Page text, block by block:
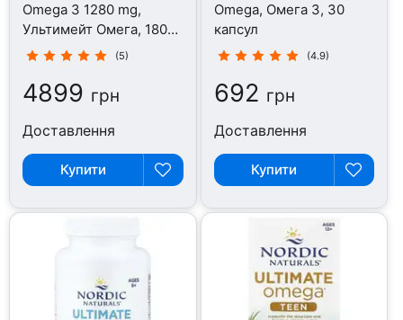
Omega 3 1280 mg,
Ультимейт Омега, 180
капсул
(5)
4899 грн
Доставлення
Купити
Omega, Омега 3, 30
капсул
(4.9)
692 грн
Доставлення
Купити